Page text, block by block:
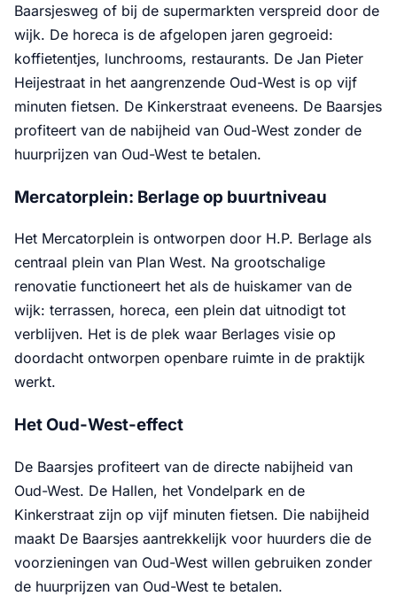
Baarsjesweg of bij de supermarkten verspreid door de
wijk. De horeca is de afgelopen jaren gegroeid:
koffietentjes, lunchrooms, restaurants. De Jan Pieter
Heijestraat in het aangrenzende Oud-West is op vijf
minuten fietsen. De Kinkerstraat eveneens. De Baarsjes
profiteert van de nabijheid van Oud-West zonder de
huurprijzen van Oud-West te betalen.
Mercatorplein: Berlage op buurtniveau
Het Mercatorplein is ontworpen door H.P. Berlage als
centraal plein van Plan West. Na grootschalige
renovatie functioneert het als de huiskamer van de
wijk: terrassen, horeca, een plein dat uitnodigt tot
verblijven. Het is de plek waar Berlages visie op
doordacht ontworpen openbare ruimte in de praktijk
werkt.
Het Oud-West-effect
De Baarsjes profiteert van de directe nabijheid van
Oud-West. De Hallen, het Vondelpark en de
Kinkerstraat zijn op vijf minuten fietsen. Die nabijheid
maakt De Baarsjes aantrekkelijk voor huurders die de
voorzieningen van Oud-West willen gebruiken zonder
de huurprijzen van Oud-West te betalen.